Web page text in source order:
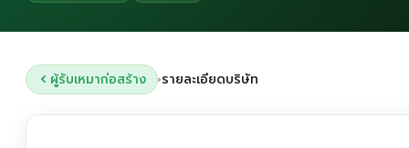
ผู้รับเหมาก่อสร้าง ›รายละเอียดบริษัท